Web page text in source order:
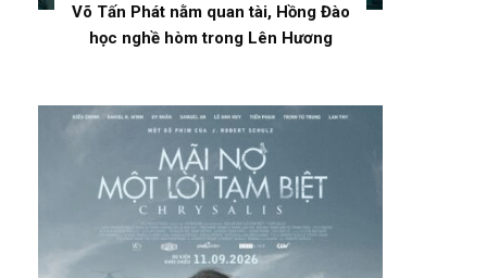
Võ Tấn Phát nằm quan tài, Hồng Đào
học nghề hòm trong Lên Hương